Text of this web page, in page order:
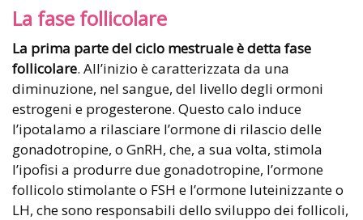
La fase follicolare
La prima parte del ciclo mestruale è detta fase
follicolare. All’inizio è caratterizzata da una
diminuzione, nel sangue, del livello degli ormoni
estrogeni e progesterone. Questo calo induce
l’ipotalamo a rilasciare l’ormone di rilascio delle
gonadotropine, o GnRH, che, a sua volta, stimola
l’ipofisi a produrre due gonadotropine, l’ormone
follicolo stimolante o FSH e l’ormone luteinizzante o
LH, che sono responsabili dello sviluppo dei follicoli,